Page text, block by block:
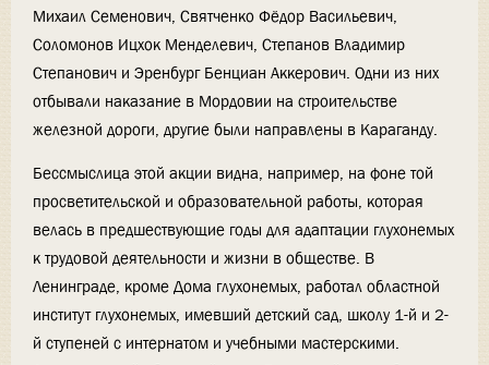
Михаил Семенович, Святченко Фёдор Васильевич,
Соломонов Ицхок Менделевич, Степанов Владимир
Степанович и Эренбург Бенциан Аккерович. Одни из них
отбывали наказание в Мордовии на строительстве
железной дороги, другие были направлены в Караганду.
Бессмыслица этой акции видна, например, на фоне той
просветительской и образовательной работы, которая
велась в предшествующие годы для адаптации глухонемых
к трудовой деятельности и жизни в обществе. В
Ленинграде, кроме Дома глухонемых, работал областной
институт глухонемых, имевший детский сад, школу 1-й и 2-
й ступеней с интернатом и учебными мастерскими.